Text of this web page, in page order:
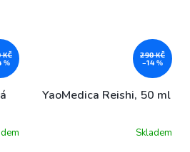
KČ
%
290 KČ
–14 %
YaoMedica Reishi, 50 ml
Skladem